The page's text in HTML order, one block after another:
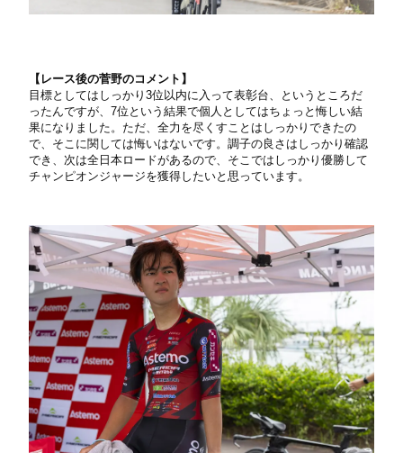
【 レース後の菅野のコメント】
目標としてはしっかり3位以内に入って表彰台、というところだ
ったんですが、7位という結果で個人としてはちょっと悔しい結
果になりました。ただ、全力を尽くすことはしっかりできたの
で、そこに関しては悔いはないです。調子の良さはしっかり確認
でき、次は全日本ロードがあるので、そこではしっかり優勝して
チャンピオンジャージを獲得したいと思っています。